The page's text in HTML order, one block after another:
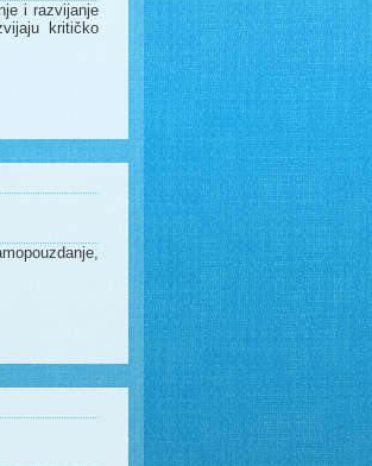
i razvijanje
kritičko